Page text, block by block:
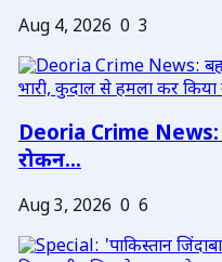
Aug 4, 2026 0 3
Deoria Crime News:
रोकन...
Aug 3, 2026 0 6